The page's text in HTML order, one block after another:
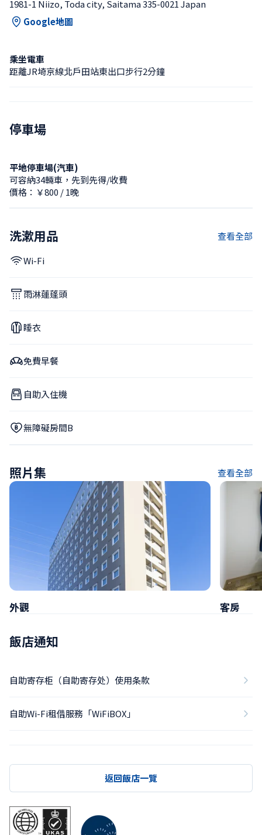
1981-1 Niizo, Toda city, Saitama 335-0021 Japan
Google地圖
乘坐電車
距離JR埼京線北戶田站東出口步行2分鐘
停車場
平地停車場(汽車)
可容納34輛車，先到先得/收費
價格：￥800 / 1晚
洗漱用品 查看全部
Wi-Fi
雨淋蓮蓬頭
睡衣
免費早餐
自助入住機
無障礙房間B
照片集 查看全部
外觀 客房
飯店通知
自助寄存柜（自助寄存处）使用条款
自助Wi-Fi租借服務「WiFiBOX」
返回飯店一覽